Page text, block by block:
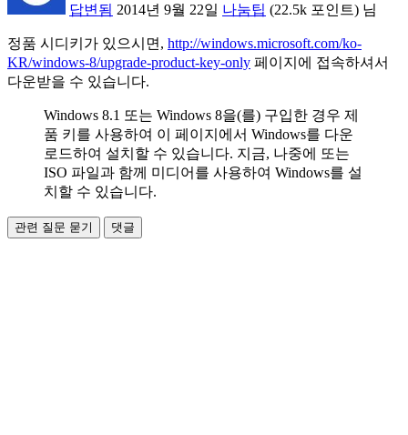
답변됨 2014년 9월 22일 나눔팁 (22.5k 포인트) 님
정품 시디키가 있으시면, http://windows.microsoft.com/ko-
KR/windows-8/upgrade-product-key-only 페이지에 접속하셔서
다운받을 수 있습니다.
Windows 8.1 또는 Windows 8을(를) 구입한 경우 제
품 키를 사용하여 이 페이지에서 Windows를 다운
로드하여 설치할 수 있습니다. 지금, 나중에 또는
ISO 파일과 함께 미디어를 사용하여 Windows를 설
치할 수 있습니다.